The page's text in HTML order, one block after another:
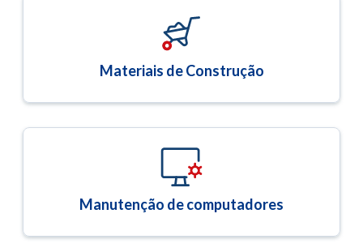
Materiais de Construção
Manutenção de computadores